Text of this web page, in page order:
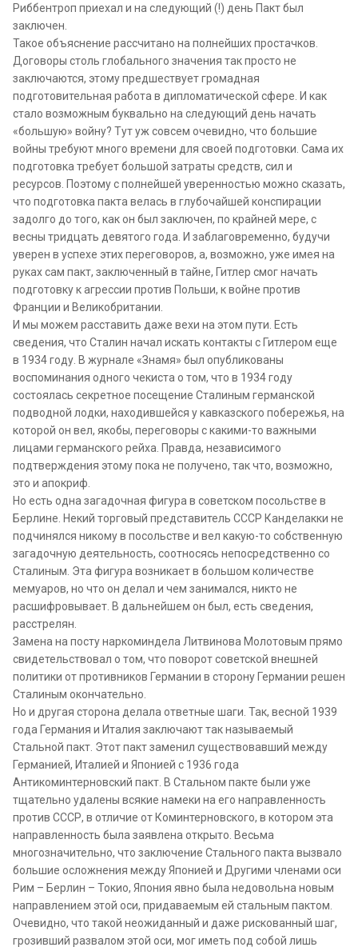
Риббентроп приехал и на следующий (!) день Пакт был
заключен.
Такое объяснение рассчитано на полнейших простачков.
Договоры столь глобального значения так просто не
заключаются, этому предшествует громадная
подготовительная работа в дипломатической сфере. И как
стало возможным буквально на следующий день начать
«большую» войну? Тут уж совсем очевидно, что большие
войны требуют много времени для своей подготовки. Сама их
подготовка требует большой затраты средств, сил и
ресурсов. Поэтому с полнейшей уверенностью можно сказать,
что подготовка пакта велась в глубочайшей конспирации
задолго до того, как он был заключен, по крайней мере, с
весны тридцать девятого года. И заблаговременно, будучи
уверен в успехе этих переговоров, а, возможно, уже имея на
руках сам пакт, заключенный в тайне, Гитлер смог начать
подготовку к агрессии против Польши, к войне против
Франции и Великобритании.
И мы можем расставить даже вехи на этом пути. Есть
сведения, что Сталин начал искать контакты с Гитлером еще
в 1934 году. В журнале «Знамя» был опубликованы
воспоминания одного чекиста о том, что в 1934 году
состоялась секретное посещение Сталиным германской
подводной лодки, находившейся у кавказского побережья, на
которой он вел, якобы, переговоры с какими-то важными
лицами германского рейха. Правда, независимого
подтверждения этому пока не получено, так что, возможно,
это и апокриф.
Но есть одна загадочная фигура в советском посольстве в
Берлине. Некий торговый представитель СССР Канделакки не
подчинялся никому в посольстве и вел какую-то собственную
загадочную деятельность, соотносясь непосредственно со
Сталиным. Эта фигура возникает в большом количестве
мемуаров, но что он делал и чем занимался, никто не
расшифровывает. В дальнейшем он был, есть сведения,
расстрелян.
Замена на посту наркоминдела Литвинова Молотовым прямо
свидетельствовал о том, что поворот советской внешней
политики от противников Германии в сторону Германии решен
Сталиным окончательно.
Но и другая сторона делала ответные шаги. Так, весной 1939
года Германия и Италия заключают так называемый
Стальной пакт. Этот пакт заменил существовавший между
Германией, Италией и Японией с 1936 года
Антикоминтерновский пакт. В Стальном пакте были уже
тщательно удалены всякие намеки на его направленность
против СССР, в отличие от Коминтерновского, в котором эта
направленность была заявлена открыто. Весьма
многозначительно, что заключение Стального пакта вызвало
большие осложнения между Японией и Другими членами оси
Рим – Берлин – Токио, Япония явно была недовольна новым
направлением этой оси, придаваемым ей стальным пактом.
Очевидно, что такой неожиданный и даже рискованный шаг,
грозивший развалом этой оси, мог иметь под собой лишь